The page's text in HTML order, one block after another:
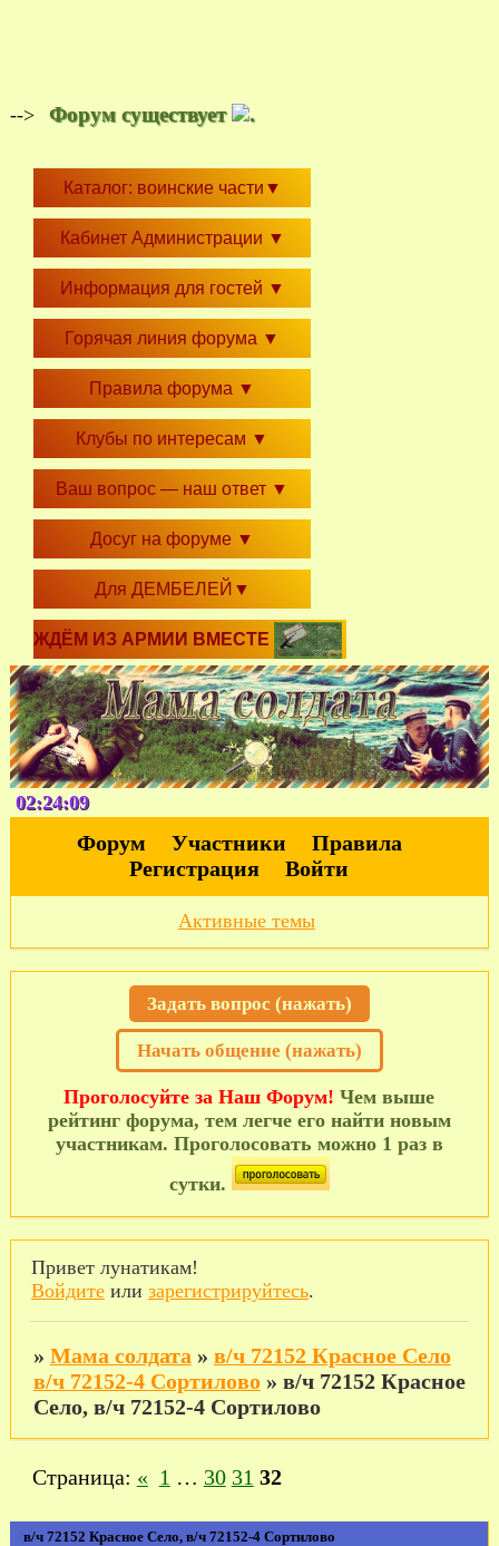
--> Форум существует .
Каталог: воинские части ▼
Кабинет Администрации ▼
Информация для гостей ▼
Горячая линия форума ▼
Правила форума ▼
Клубы по интересам ▼
Ваш вопрос — наш ответ ▼
Досуг на форуме ▼
Для ДЕМБЕЛЕЙ ▼
ЖДЁМ ИЗ АРМИИ ВМЕСТЕ
02:24:10
Форум Участники
Правила
Регистрация
Войти
Активные темы
Задать вопрос (нажать)
Начать общение (нажать)
Проголосуйте за Наш Форум! Чем выше
рейтинг форума, тем легче его найти новым
участникам. Проголосовать можно 1 раз в
сутки.
Привет лунатикам!
Войдитеили зарегистрируйтесь.
» Мама солдата » в/ч 72152 Красное Село
в/ч 72152-4 Сортилово » в/ч 72152 Красное
Село, в/ч 72152-4 Сортилово
в/ч 72152 Красное Село, в/ч 72152-4 Сортилово
Страница: « 1 … 30 31 32